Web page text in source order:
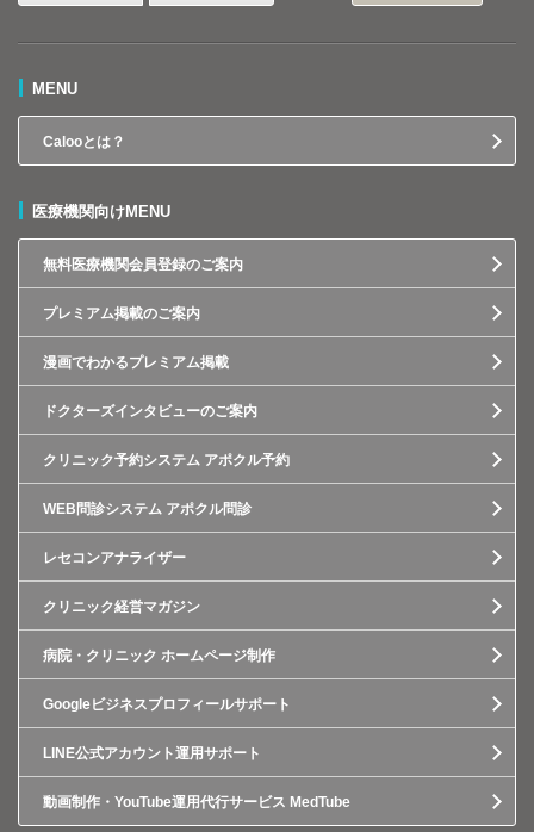
MENU
Calooとは？
医療機関向けMENU
無料医療機関会員登録のご案内
プレミアム掲載のご案内
漫画でわかるプレミアム掲載
ドクターズインタビューのご案内
クリニック予約システム アポクル予約
WEB問診システム アポクル問診
レセコンアナライザー
クリニック経営マガジン
病院・クリニック ホームページ制作
Googleビジネスプロフィールサポート
LINE公式アカウント運用サポート
動画制作・YouTube運用代行サービス MedTube